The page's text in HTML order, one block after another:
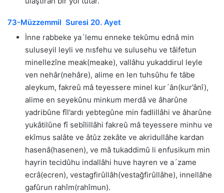
73-Müzzemmil Suresi 20. Ayet
İnne rabbeke ya´lemu enneke tekûmu ednâ min
suluseyil leyli ve nısfehu ve sulusehu ve tâifetun
minellezîne meak(meake), vallâhu yukaddirul leyle
ven nehâr(nehâre), alime en len tuhsûhu fe tâbe
aleykum, fakreû mâ teyessere minel kur´ân(kur’ânî),
alime en seyekûnu minkum merdâ ve âharûne
yadribûne fîl’ardı yebtegûne min fadlillâhi ve âharûne
yukâtilûne fî sebîlillâhi fakreû mâ teyessere minhu ve
ekîmus salâte ve âtûz zekâte ve akridullâhe kardan
hasenâ(hasenen), ve mâ tukaddimû li enfusikum min
hayrin tecidûhu indallâhi huve hayren ve a´zame
ecrâ(ecren), vestagfirûllâh(vestağfirûllâhe), innellâhe
gafûrun rahîm(rahîmun).